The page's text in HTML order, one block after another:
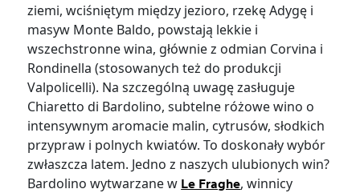
ziemi, wciśniętym między jezioro, rzekę Adygę i
masyw Monte Baldo, powstają lekkie i
wszechstronne wina, głównie z odmian Corvina i
Rondinella (stosowanych też do produkcji
Valpolicelli). Na szczególną uwagę zasługuje
Chiaretto di Bardolino, subtelne różowe wino o
intensywnym aromacie malin, cytrusów, słodkich
przypraw i polnych kwiatów. To doskonały wybór
zwłaszcza latem. Jedno z naszych ulubionych win?
Bardolino wytwarzane w Le Fraghe, winnicy